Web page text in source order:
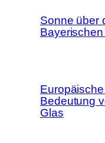
Sonne über
Bayerischen
Bedeutung
Glas